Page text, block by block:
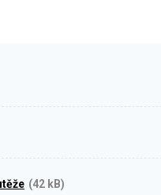
(42 kB)